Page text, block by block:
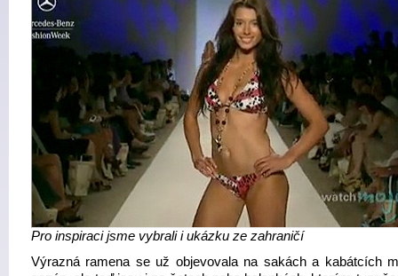
Pro inspiraci jsme vybrali i ukázku ze zahraničí
Výrazná ramena se už objevovala na sakách a kabátcích